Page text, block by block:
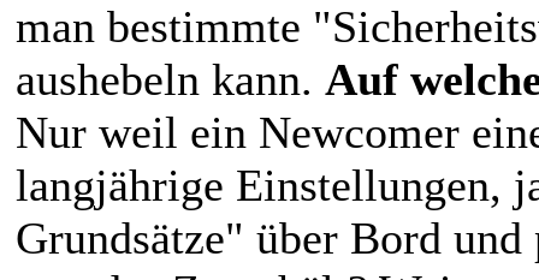
man bestimmte
aushebeln kann. Auf
Nur weil ein Newcomer
langjährige Einstellungen,
Grundsätze" über Bord und